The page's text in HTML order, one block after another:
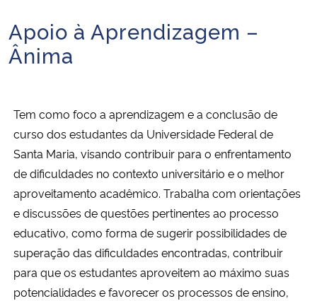
Ministério da Infraestrutura
Ministério da Educação
Ministério da Cidadania
Ministério da Saúde
Ministério de Minas e Energia
Ministério da Ciência, Tecnologia, Inovações e Comunicações
Início do conteúdo
Apoio à Aprendizagem –
Ânima
Tem como foco a aprendizagem e a conclusão de
curso dos estudantes da Universidade Federal de
Santa Maria, visando contribuir para o enfrentamento
de dificuldades no contexto universitário e o melhor
aproveitamento acadêmico. Trabalha com orientações
e discussões de questões pertinentes ao processo
educativo, como forma de sugerir possibilidades de
superação das dificuldades encontradas, contribuir
para que os estudantes aproveitem ao máximo suas
potencialidades e favorecer os processos de ensino,